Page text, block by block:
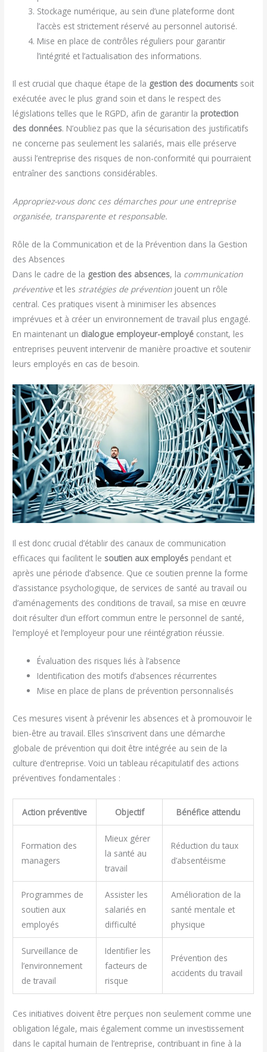
Stockage numérique, au sein d’une plateforme dont
l’accès est strictement réservé au personnel autorisé.
Mise en place de contrôles réguliers pour garantir
l’intégrité et l’actualisation des informations.
Il est crucial que chaque étape de la gestion des documents soit
exécutée avec le plus grand soin et dans le respect des
législations telles que le RGPD, afin de garantir la protection
des données. N’oubliez pas que la sécurisation des justificatifs
ne concerne pas seulement les salariés, mais elle préserve
aussi l’entreprise des risques de non-conformité qui pourraient
entraîner des sanctions considérables.
Appropriez-vous donc ces démarches pour une entreprise
organisée, transparente et responsable.
Rôle de la Communication et de la Prévention dans la Gestion
des Absences
Dans le cadre de la gestion des absences, la communication
préventive et les stratégies de préventionjouent un rôle
central. Ces pratiques visent à minimiser les absences
imprévues et à créer un environnement de travail plus engagé.
En maintenant un dialogue employeur-employé constant, les
entreprises peuvent intervenir de manière proactive et soutenir
leurs employés en cas de besoin.
Il est donc crucial d’établir des canaux de communication
efficaces qui facilitent le soutien aux employés pendant et
après une période d’absence. Que ce soutien prenne la forme
d’assistance psychologique, de services de santé au travail ou
d’aménagements des conditions de travail, sa mise en œuvre
doit résulter d’un effort commun entre le personnel de santé,
l’employé et l’employeur pour une réintégration réussie.
Évaluation des risques liés à l’absence
Identification des motifs d’absences récurrentes
Mise en place de plans de prévention personnalisés
Ces mesures visent à prévenir les absences et à promouvoir le
bien-être au travail. Elles s’inscrivent dans une démarche
globale de prévention qui doit être intégrée au sein de la
culture d’entreprise. Voici un tableau récapitulatif des actions
préventives fondamentales :
Action préventive Objectif Bénéfice attendu
Formation des
managers
Mieux gérer
la santé au
travail
Réduction du taux
d’absentéisme
Programmes de
soutien aux
employés
Assister les
salariés en
difficulté
Amélioration de la
santé mentale et
physique
Surveillance de
l’environnement
de travail
Identifier les
facteurs de
risque
Prévention des
accidents du travail
Ces initiatives doivent être perçues non seulement comme une
obligation légale, mais également comme un investissement
dans le capital humain de l’entreprise, contribuant in fine à la